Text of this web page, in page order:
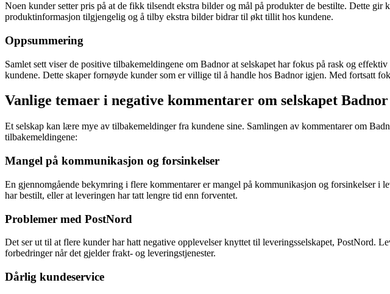
Noen kunder setter pris på at de fikk tilsendt ekstra bilder og mål på produkter de bestilte. Dette
produktinformasjon tilgjengelig og å tilby ekstra bilder bidrar til økt tillit hos kundene.
Oppsummering
Samlet sett viser de positive tilbakemeldingene om Badnor at selskapet har fokus på rask og
kundene. Dette skaper fornøyde kunder som er villige til å handle hos Badnor igjen. Med fortsatt
Vanlige temaer i negative kommentarer om selskapet Badnor
Et selskap kan lære mye av tilbakemeldinger fra kundene sine. Samlingen av kommentarer om
tilbakemeldingene:
Mangel på kommunikasjon og forsinkelser
En gjennomgående bekymring i flere kommentarer er mangel på kommunikasjon og forsinkelser
har bestilt, eller at leveringen har tatt lengre tid enn forventet.
Problemer med PostNord
Det ser ut til at flere kunder har hatt negative opplevelser knyttet til leveringsselskapet, PostNord.
forbedringer når det gjelder frakt- og leveringstjenester.
Dårlig kundeservice